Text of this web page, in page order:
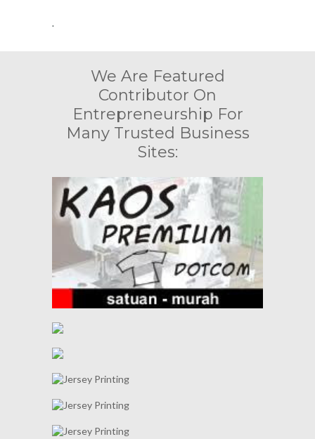
.
We Are Featured
Contributor On
Entrepreneurship For
Many Trusted Business
Sites: